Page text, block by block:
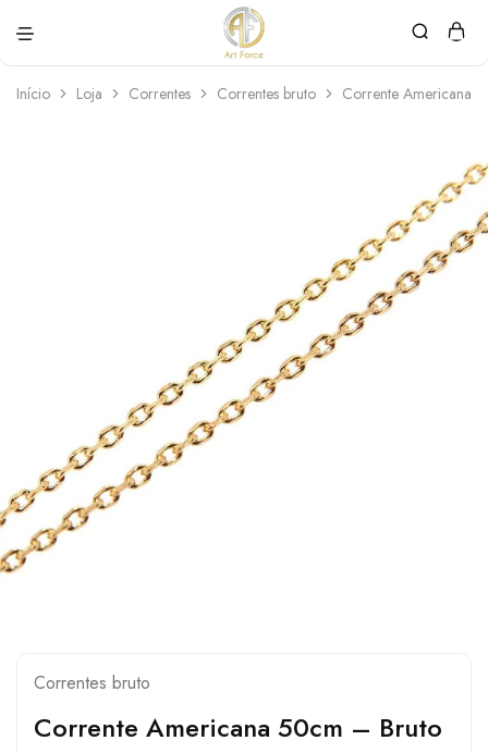
Force
personalizadas
Início Loja Correntes Correntes bruto Corrente Americana
Correntes bruto
Corrente Americana 50cm – Bruto